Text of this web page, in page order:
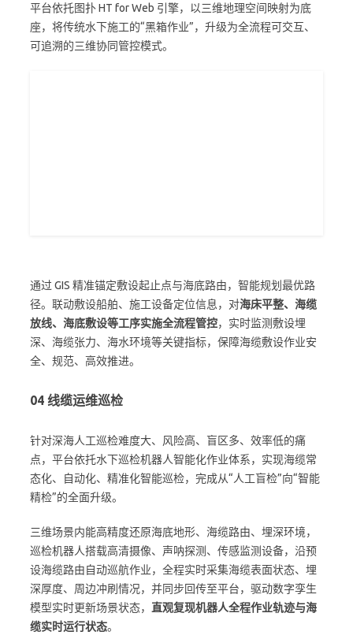
平台依托图扑 HT for Web 引擎，以三维地理空间映射为底
座，将传统水下施工的“黑箱作业”，升级为全流程可交互、
可追溯的三维协同管控模式。
通过 GIS 精准锚定敷设起止点与海底路由，智能规划最优路
径。联动敷设船舶、施工设备定位信息，对海床平整、海缆
放线、海底敷设等工序实施全流程管控，实时监测敷设埋
深、海缆张力、海水环境等关键指标，保障海缆敷设作业安
全、规范、高效推进。
04 线缆运维巡检
针对深海人工巡检难度大、风险高、盲区多、效率低的痛
点，平台依托水下巡检机器人智能化作业体系，实现海缆常
态化、自动化、精准化智能巡检，完成从“人工盲检”向“智能
精检”的全面升级。
三维场景内能高精度还原海底地形、海缆路由、埋深环境，
巡检机器人搭载高清摄像、声呐探测、传感监测设备，沿预
设海缆路由自动巡航作业，全程实时采集海缆表面状态、埋
深厚度、周边冲刷情况，并同步回传至平台，驱动数字孪生
模型实时更新场景状态， 直观复现机器人全程作业轨迹与海
缆实时运行状态。